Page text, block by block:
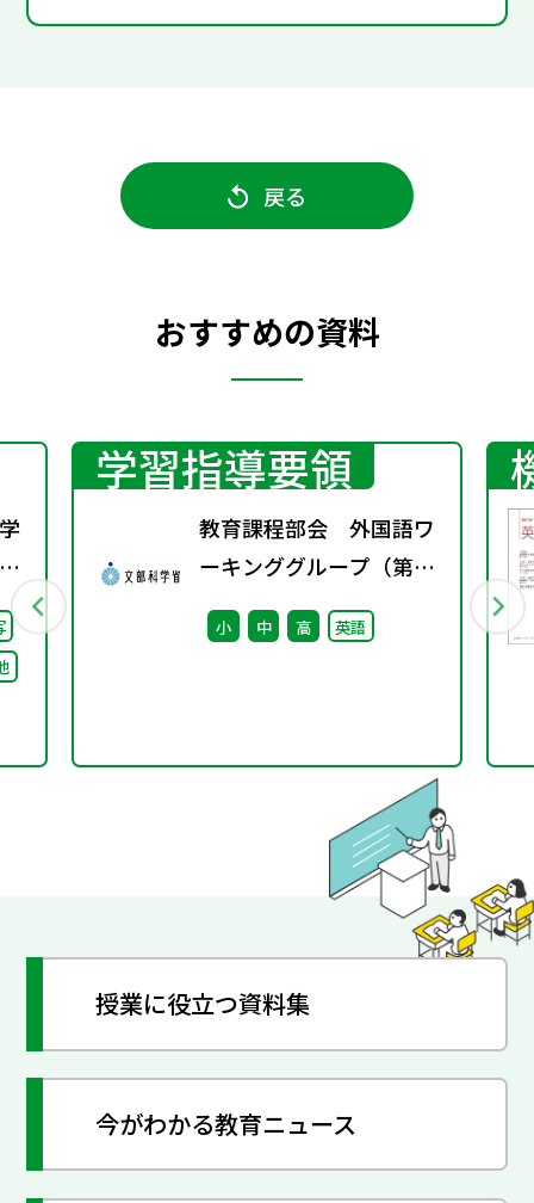
戻る
おすすめの資料
学習指導要領
教育課程部会 外国語ワ
ーキンググループ（第10
回） 配付資料
小 中 高 英語
授業に役立つ資料集
今がわかる教育ニュース